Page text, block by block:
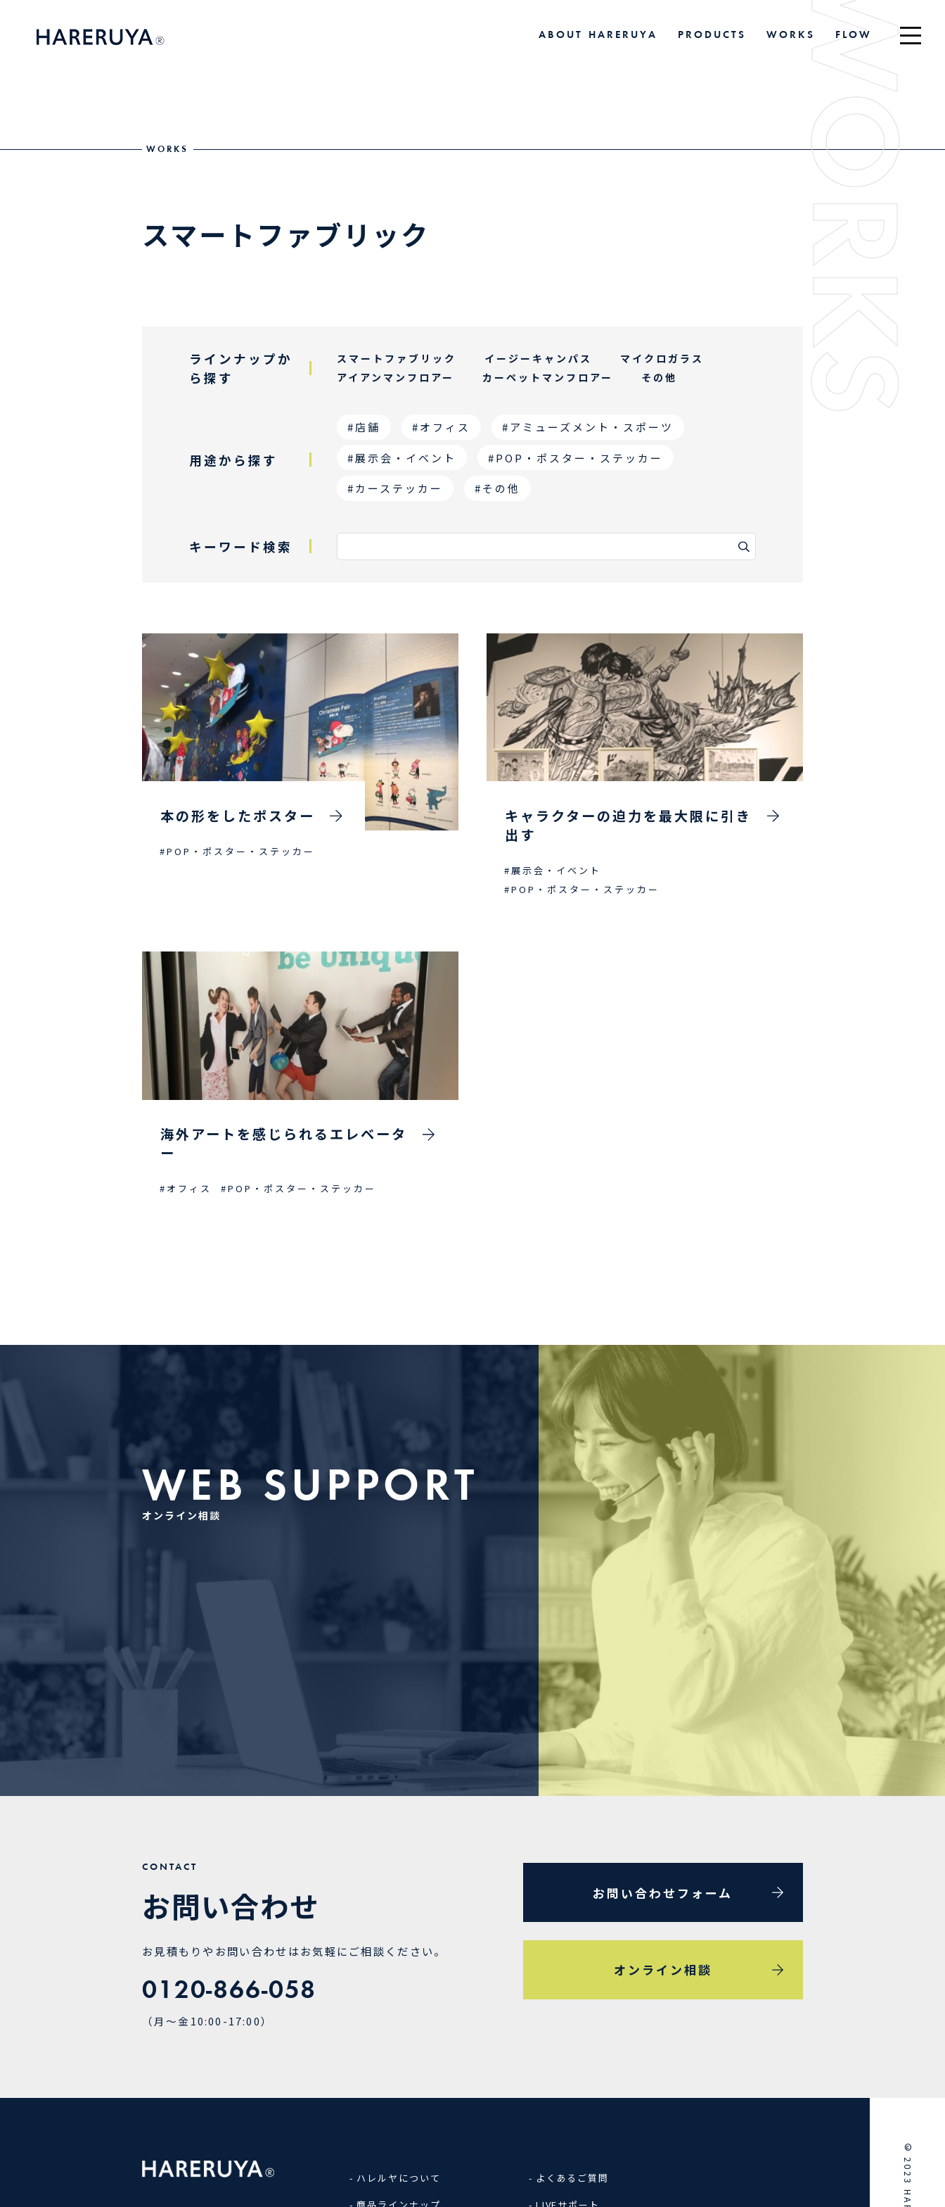
A BO UT H A R E R U Y A
P R O D U C T S
W O R K S
S
FLOW
OW
WORKS WORKS
スマートファブリック
ラインナップか
ら探す
スマートファブリック イージーキャンパス
マイクロガラス
アイアンマンフロアー
カーペットマンフロアー その他
用途から探す
#店舗 #オフィス #アミューズメント・スポーツ
#展示会・イベント #POP・ポスター・ステッカー
#カーステッカー #その他
キーワード検索
本の形をしたポスター
#POP・ポスター・ステッカー
キャラクターの迫力を最大限に引き
出す
#展示会・イベント
#POP・ポスター・ステッカー
海外アートを感じられるエレベータ
ー
#オフィス #POP・ポスター・ステッカー
WEB SUPPORT
オンライン相談
CONTACT
お問い合わせ
お見積もりやお問い合わせはお気軽にご相談ください。
0120-866-058
（月～金10:00-17:00）
お問い合わせフォーム
オンライン相談
ハレルヤについて
よくあるご質問